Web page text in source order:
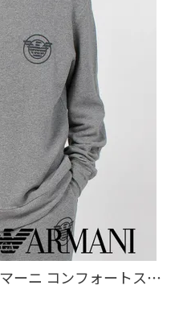
ーニ コンフォートスト
レーナー EUサイズ メ